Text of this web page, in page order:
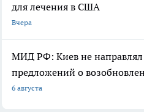
для лечения в США
Вчера
МИД РФ: Киев не
предложений о
6 августа